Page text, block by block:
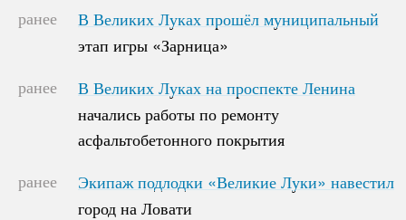
ранее
В Великих Луках прошёл муниципальный
этап игры «Зарница»
В Великих Луках прошёл муниципальный
этап игры «Зарница»
ранее
В Великих Луках на проспекте Ленина
начались работы по ремонту
асфальтобетонного покрытия
В Великих Луках на проспекте Ленина
начались работы по ремонту
асфальтобетонного покрытия
ранее
Экипаж подлодки «Великие Луки» навестил
город на Ловати
Экипаж подлодки «Великие Луки» навестил
город на Ловати